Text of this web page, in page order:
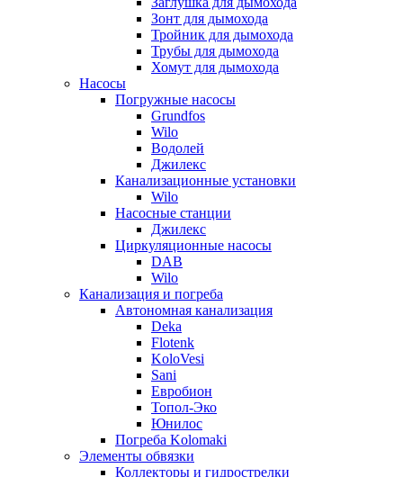
Зонт для дымохода
Тройник для дымохода
Трубы для дымохода
Хомут для дымохода
Насосы
Погружные насосы
Grundfos
Wilo
Водолей
Джилекс
Канализационные установки
Wilo
Насосные станции
Джилекс
Циркуляционные насосы
DAB
Wilo
Канализация и погреба
Автономная канализация
Deka
Flotenk
KoloVesi
Sani
Евробион
Топол-Эко
Юнилос
Погреба Kolomaki
Элементы обвязки
Коллекторы и гидрострелки